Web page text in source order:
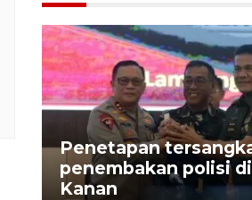
Penetapan
penembakan polisi
Kanan